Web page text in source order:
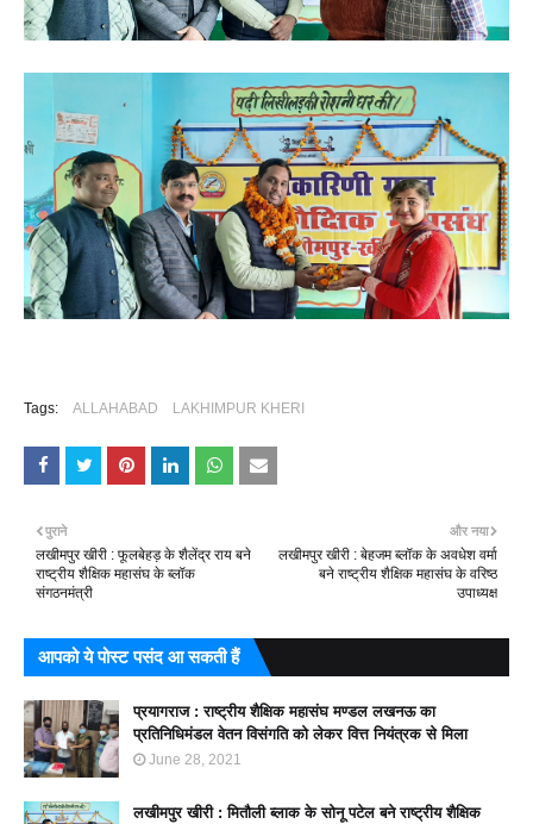
Tags: ALLAHABAD LAKHIMPUR KHERI
और नया
लखीमपुर खीरी : बेहजम ब्लॉक के अवधेश वर्मा
बने राष्ट्रीय शैक्षिक महासंघ के वरिष्ठ
उपाध्यक्ष
पुराने
लखीमपुर खीरी : फूलबेहड़ के शैलेंद्र राय बने
राष्ट्रीय शैक्षिक महासंघ के ब्लॉक
संगठनमंत्री
आपको ये पोस्ट पसंद आ सकती हैं
प्रयागराज : राष्ट्रीय शैक्षिक महासंघ मण्डल लखनऊ का
प्रतिनिधिमंडल वेतन विसंगति को लेकर वित्त नियंत्रक से मिला
June 28, 2021
लखीमपुर खीरी : मितौली ब्लाक के सोनू पटेल बने राष्ट्रीय शैक्षिक